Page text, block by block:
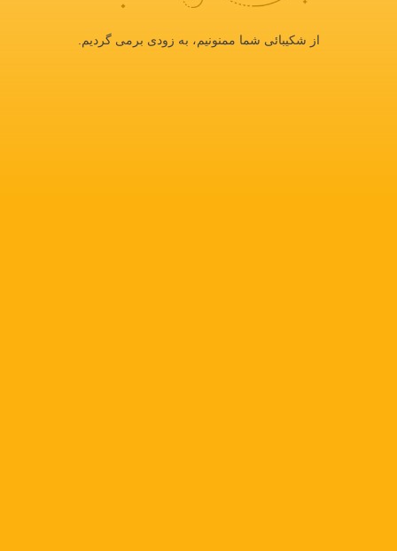
از شکیبائی شما ممنونیم، به زودی برمی گردیم.